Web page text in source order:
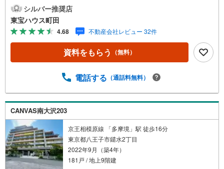
小学校徒歩約2分東宝ハウス町田はまず、お客様一人一人を
知り、理解することから始めます。お客様のお話をきちん
とお聞きし、しっかり話し合う「心」のコミュニケーショ
ンが大切になります。だからこそ、それぞれのお客様にベ
ストな「住まい」をご提案をすることができるのです。イ
ンターネット予約で当日見学が可能！（1）［室内・現地を
「ご要望・ご質問欄」に希望日時をご記入ください！【主
て、全国第9位の売買仲介実績です】※住宅新報よりたくさ
んのお客様からのお言葉に感謝してこれからも楽しく素敵
なお家探しをお約束します。お家探しを始めてみようと思
われたらまずは、お気軽に東宝ハウス町田に相談してみま
せんか？スタッフ一同お客様のお問合せをお待ちしており
ます。
シルバー推奨店
東宝ハウス町田
4.68 不動産会社レビュー 32件
資料をもらう （無料）
電話する （通話料無料）
CANVAS南大沢203
京王相模原線 「多摩境」駅 徒歩16分
東京都八王子市鑓水2丁目
2022年9月（築4年）
181戸 / 地上9階建